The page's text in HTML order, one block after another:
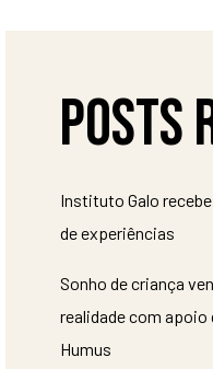
Posts
Instituto Galo
de experiências
Sonho de criança
realidade com apoio
Humus